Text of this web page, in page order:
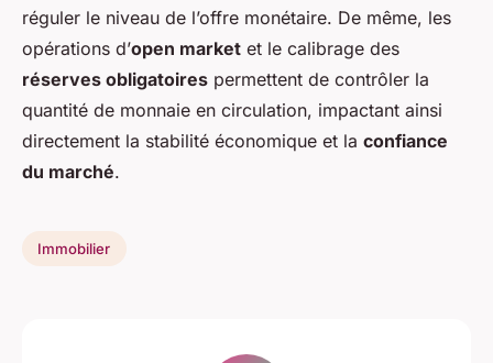
réguler le niveau de l’offre monétaire. De même, les
opérations d’open market et le calibrage des
réserves obligatoires permettent de contrôler la
quantité de monnaie en circulation, impactant ainsi
directement la stabilité économique et la confiance
du marché.
Immobilier